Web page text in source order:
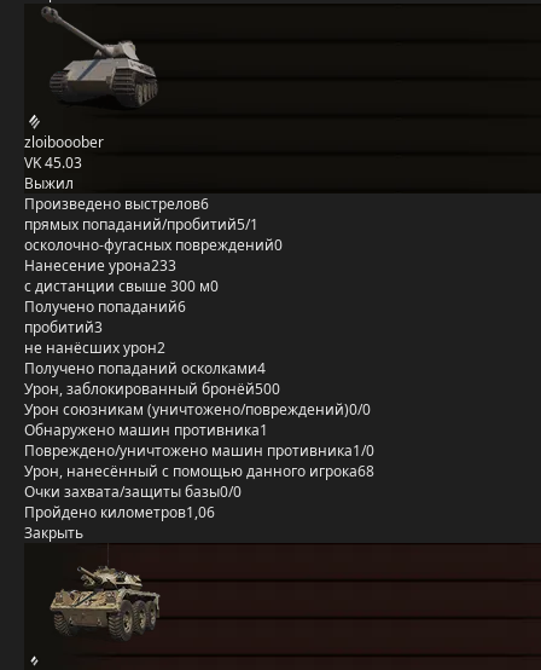
zloibooober
VK 45.03
Выжил
Произведено выстрелов6
прямых попаданий/пробитий5/1
осколочно-фугасных повреждений0
Нанесение урона233
с дистанции свыше 300 м0
Получено попаданий6
пробитий3
не нанёсших урон2
Получено попаданий осколками4
Урон, заблокированный бронёй500
Урон союзникам (уничтожено/повреждений)0/0
Обнаружено машин противника1
Повреждено/уничтожено машин противника1/0
Урон, нанесённый с помощью данного игрока68
Очки захвата/защиты базы0/0
Пройдено километров1,06
Закрыть